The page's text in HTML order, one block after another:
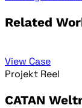
Related
View Case
Projekt Reel
CATAN